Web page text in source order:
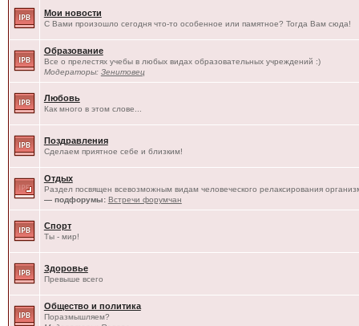
Мои новости
С Вами произошло сегодня что-то особенное или памятное? Тогда Вам сюда!
Образование
Все о прелестях учебы в любых видах образовательных учреждений :)
Модераторы: Зенитовец
Любовь
Как много в этом слове...
Поздравления
Сделаем приятное себе и близким!
Отдых
Раздел посвящен всевозможным видам человеческого релаксирования
— подфорумы: Встречи форумчан
Спорт
Ты - мир!
Здоровье
Превыше всего
Общество и политика
Поразмышляем?